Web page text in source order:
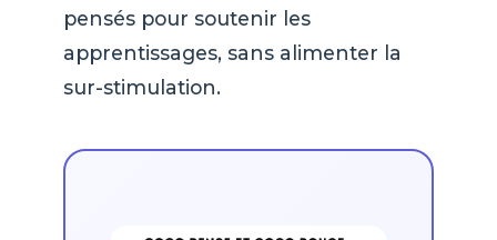
pensés pour soutenir les
apprentissages, sans alimenter la
sur-stimulation.